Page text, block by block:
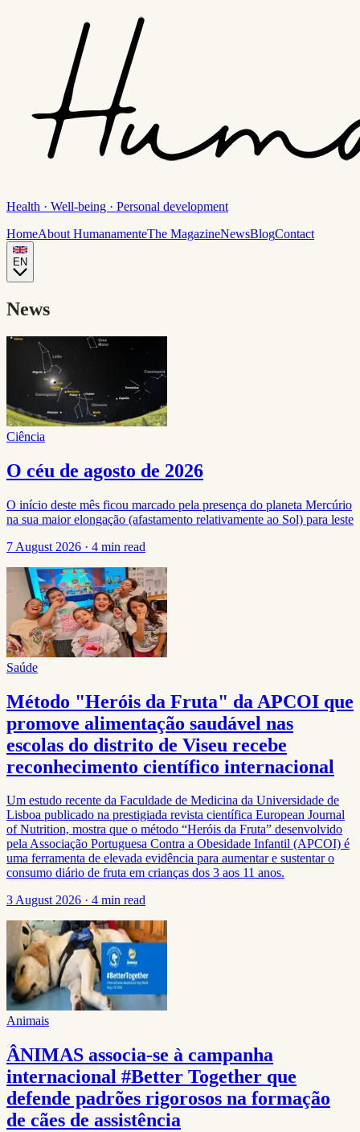
Health · Well-being · Personal development
HomeAbout HumanamenteThe MagazineNewsBlogContact
EN
News
Ciência
O céu de agosto de 2026
O início deste mês ficou marcado pela presença do planeta Mercúrio
na sua maior elongação (afastamento relativamente ao Sol) para leste
7 August 2026 · 4 min read
Saúde
Método "Heróis da Fruta" da APCOI que
promove alimentação saudável nas
escolas do distrito de Viseu recebe
reconhecimento científico internacional
Um estudo recente da Faculdade de Medicina da Universidade de
Lisboa publicado na prestigiada revista científica European Journal
of Nutrition, mostra que o método “Heróis da Fruta” desenvolvido
pela Associação Portuguesa Contra a Obesidade Infantil (APCOI) é
uma ferramenta de elevada evidência para aumentar e sustentar o
consumo diário de fruta em crianças dos 3 aos 11 anos.
3 August 2026 · 4 min read
Animais
ÂNIMAS associa-se à campanha
internacional #Better Together que
defende padrões rigorosos na formação
de cães de assistência